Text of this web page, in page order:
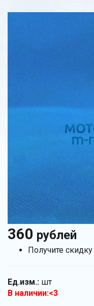
360 рублей
Получите скидку
Ед.изм.: шт
В наличии:<3